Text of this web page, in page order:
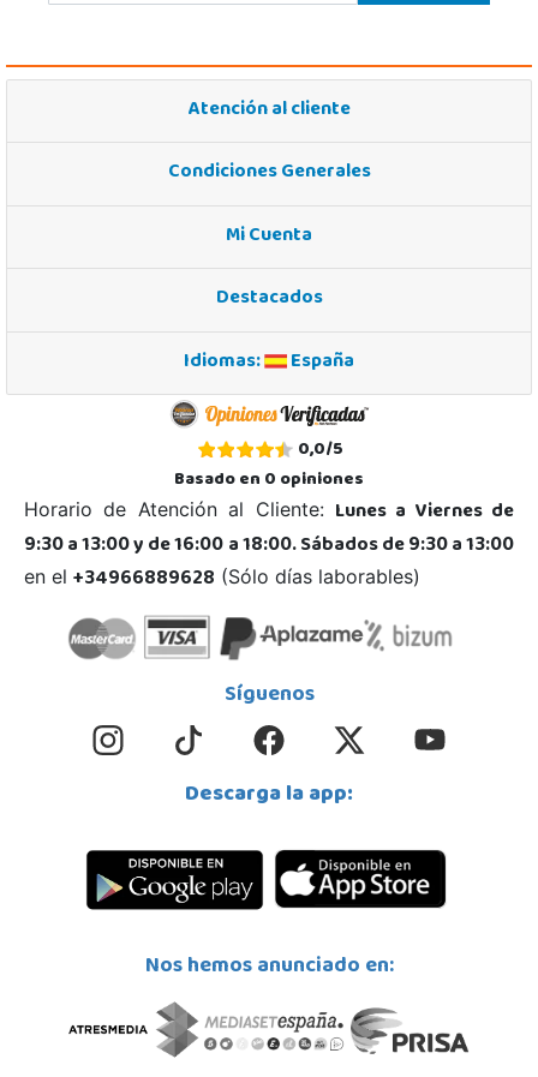
Atención al cliente
Condiciones Generales
Mi Cuenta
Destacados
Idiomas:
España
0,0/5
Basado en0opiniones
Horario de Atención al Cliente: Lunes a Viernes de
9:30 a 13:00 y de 16:00 a 18:00. Sábados de 9:30 a 13:00
en el +34966889628 (Sólo días laborables)
Síguenos
Descarga la app:
Nos hemos anunciado en: